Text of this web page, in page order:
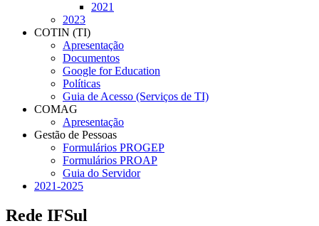
2021
2023
COTIN (TI)
Apresentação
Documentos
Google for Education
Políticas
Guia de Acesso (Serviços de TI)
COMAG
Apresentação
Gestão de Pessoas
Formulários PROGEP
Formulários PROAP
Guia do Servidor
2021-2025
Rede IFSul